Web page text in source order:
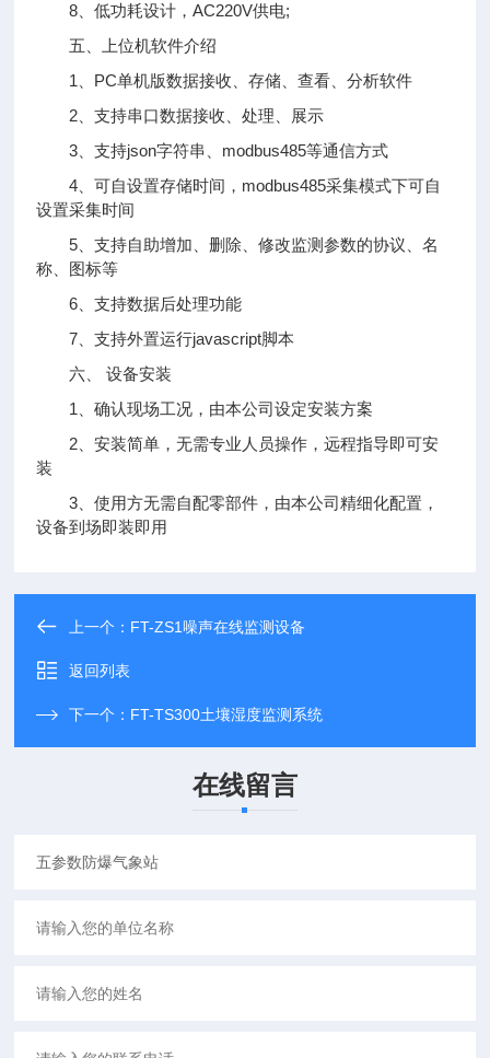
8、低功耗设计，AC220V供电;
五、上位机软件介绍
1、PC单机版数据接收、存储、查看、分析软件
2、支持串口数据接收、处理、展示
3、支持json字符串、modbus485等通信方式
4、可自设置存储时间，modbus485采集模式下可自
设置采集时间
5、支持自助增加、删除、修改监测参数的协议、名
称、图标等
6、支持数据后处理功能
7、支持外置运行javascript脚本
六、 设备安装
1、确认现场工况，由本公司设定安装方案
2、安装简单，无需专业人员操作，远程指导即可安
装
3、使用方无需自配零部件，由本公司精细化配置，
设备到场即装即用
上一个： FT-ZS1噪声在线监测设备
返回列表
下一个： FT-TS300土壤湿度监测系统
在线留言